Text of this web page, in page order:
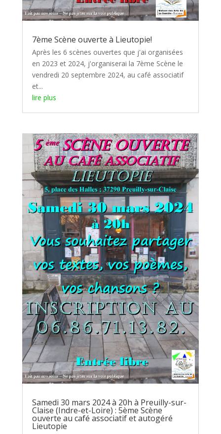
7ème Scène ouverte à Lieutopie!
Après les 6 scènes ouvertes que j'ai organisées
en 2023 et 2024, j'organiserai la 7ème Scène le
vendredi 20 septembre 2024, au café associatif
et...
lire plus
Samedi 30 mars 2024 à 20h à Preuilly-sur-
Claise (Indre-et-Loire) : 5ème Scène
ouverte au café associatif et autogéré
Lieutopie